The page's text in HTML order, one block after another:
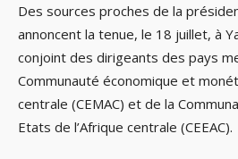
Des sources proches de la
annoncent la tenue, le 18 juillet, à
conjoint des dirigeants des pays
Communauté économique et
centrale (CEMAC) et de la
Etats de l’Afrique centrale (CEEAC).